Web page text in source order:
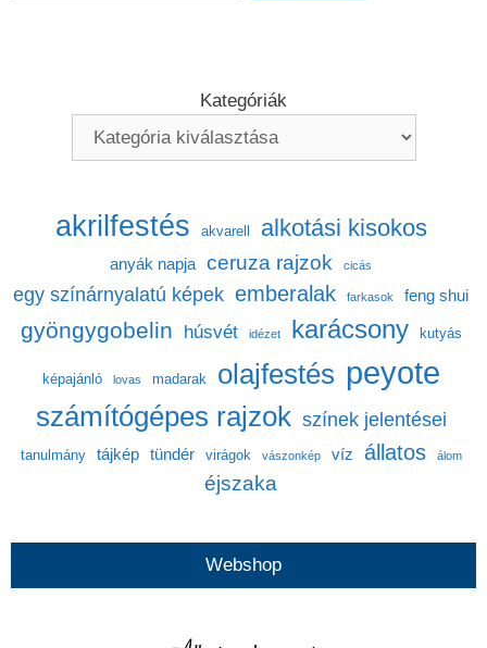
Kategóriák
akrilfestés akvarell alkotási kisokos
anyák napja ceruza rajzok cicás
egy színárnyalatú képek emberalak farkasok feng shui
gyöngygobelin húsvét idézet karácsony kutyás
képajánló lovas madarak olajfestés peyote
számítógépes rajzok színek jelentései
tanulmány tájkép tündér virágok vászonkép víz állatos álom
éjszaka
Webshop